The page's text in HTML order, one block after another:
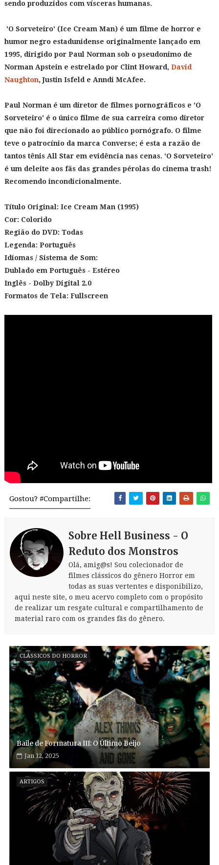
sendo produzidos com vísceras humanas.
'O Sorveteiro' (Ice Cream Man) é um filme de horror e
humor negro estadunidense originalmente lançado em
1995, dirigido por Paul Norman sob o pseudonimo de
Norman Apstein e estrelado por Clint Howard, David
Naughton, Justin Isfeld e Anndi McAfee.
Paul Norman é um diretor de filmes pornográficos e 'O
Sorveteiro' é o único filme de sua carreira como diretor
que não foi direcionado ao público pornógrafo. O filme
teve o patrocínio da marca Converse; é esta a razão de
tantos tênis All Star em evidência nas cenas. 'O Sorveteiro'
é um deleite aos fãs das grandes pérolas do cinema trash!
Recomendo incondicionalmente.
Título Original: Ice Cream Man (1995)
Cor: Colorido
Região do DVD: Todas
Legenda: Português
Idiomas / Sistema de Som:
Dublado em Português - Estéreo
Inglês - Dolby Digital 2.0
Formatos de Tela: Fullscreen
Gostou? #Compartilhe:
Sobre Hell Business - O
Reduto dos Monstros
Olá, amig@s! Sou colecionador de
filmes clássicos do gênero Horror em
todas as suas vertentes e disponibilizo,
aqui neste site, o meu acervo completo com o propósito
de realizar um resgate cultural e compartilhamento de
material raro com os grandes fãs do gênero.
CLÁSSICOS DO HORROR
Baile de Formatura III: O Último Beijo
Jan 12, 2025
ARTIGOS